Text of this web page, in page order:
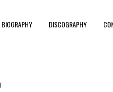
BIOGRAPHY DISCOGRAPHY